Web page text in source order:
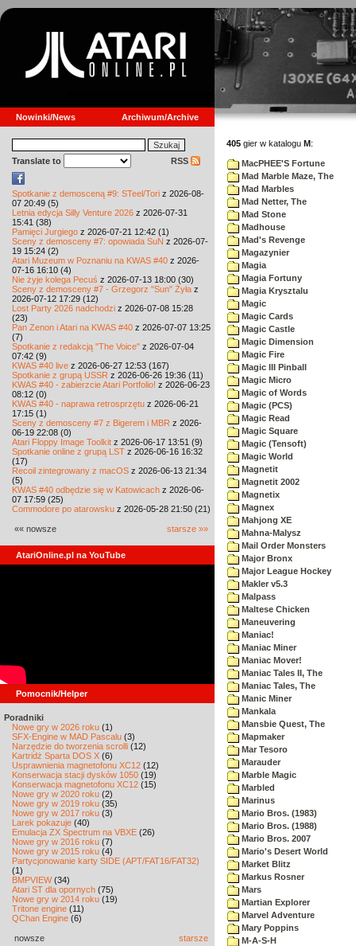
Nowinki/News Archiwum/Archive
Translate to RSS
Spotkanie z demosceną #9: STeel/Tori z 2026-08-
07 20:49 (5)
Letnia edycja Silly Venture 2026 z 2026-07-31
15:41 (38)
Pamięci Jurgiego z 2026-07-21 12:42 (1)
Sceny z demosceny #7: opowiada SuN z 2026-07-
19 15:24 (2)
Atari Muzeum w Poznaniu na KWAS #40 z 2026-
07-16 16:10 (4)
Nie żyje kolega Pecuś z 2026-07-13 18:00 (30)
Sceny z demosceny #7 - Grzegorz "Sun" Żyła z
2026-07-12 17:29 (12)
Lost Party 2026 nadchodzi z 2026-07-08 15:28
(23)
Pan Zenon i Atari na KWAS #40 z 2026-07-07 13:25
(7)
Spotkanie z redakcją "The Voice" z 2026-07-04
07:42 (9)
KWAS #40 live z 2026-06-27 12:53 (167)
Spotkanie z grupą USSR z 2026-06-26 19:36 (11)
KWAS #40 - zabierzcie Atari Portfolio! z 2026-06-23
08:12 (0)
KWAS #40 - naprawa retrosprzętu z 2026-06-21
17:15 (1)
Sceny z demosceny #7 z Bigerem i MBR z 2026-
06-19 22:08 (0)
Atari Floppy Image Toolkit z 2026-06-17 13:51 (9)
Spotkanie online z grupą LST z 2026-06-16 16:32
(17)
Recoil zintegrowany z macOS z 2026-06-13 21:34
(5)
KWAS #40 odbędzie się w Katowicach z 2026-06-
07 17:59 (25)
Commodore po atarowsku z 2026-05-28 21:50 (21)
«« nowsze starsze »»
AtariOnline.pl na YouTube
Pomocnik/Helper
Poradniki
Nowe gry w 2026 roku (1)
SFX-Engine w MAD Pascalu (3)
Narzędzie do tworzenia scrolli (12)
Kartridż Sparta DOS X (6)
Usprawnienia magnetofonu XC12 (12)
Konserwacja stacji dysków 1050 (19)
Konserwacja magnetofonu XC12 (15)
Nowe gry w 2020 roku (2)
Nowe gry w 2019 roku (35)
Nowe gry w 2017 roku (3)
Larek pokazuje (40)
Emulacja ZX Spectrum na VBXE (26)
Nowe gry w 2016 roku (7)
Nowe gry w 2015 roku (4)
Partycjonowanie karty SIDE (APT/FAT16/FAT32)
(1)
BMPVIEW(34)
Atari ST dla opornych (75)
Nowe gry w 2014 roku (19)
Tritone engine (11)
QChan Engine (6)
nowsze starsze
405 gier w katalogu M:
MacPHEE'S Fortune
Mad Marble Maze, The
Mad Marbles
Mad Netter, The
Mad Stone
Madhouse
Mad's Revenge
Magazynier
Magia
Magia Fortuny
Magia Krysztalu
Magic
Magic Cards
Magic Castle
Magic Dimension
Magic Fire
Magic III Pinball
Magic Micro
Magic of Words
Magic (PCS)
Magic Read
Magic Square
Magic (Tensoft)
Magic World
Magnetit
Magnetit 2002
Magnetix
Magnex
Mahjong XE
Mahna-Malysz
Mail Order Monsters
Major Bronx
Major League Hockey
Makler v5.3
Malpass
Maltese Chicken
Maneuvering
Maniac!
Maniac Miner
Maniac Mover!
Maniac Tales II, The
Maniac Tales, The
Manic Miner
Mankala
Mansbie Quest, The
Mapmaker
Mar Tesoro
Marauder
Marble Magic
Marbled
Marinus
Mario Bros. (1983)
Mario Bros. (1988)
Mario Bros. 2007
Mario's Desert World
Market Blitz
Markus Rosner
Mars
Martian Explorer
Marvel Adventure
Mary Poppins
M-A-S-H